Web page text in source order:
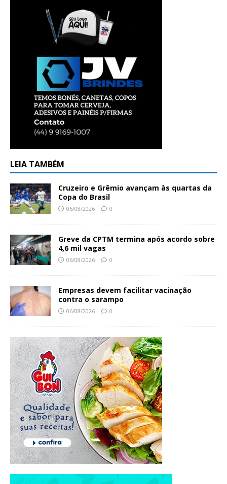
LEIA TAMBÉM
Cruzeiro e Grêmio avançam às quartas da
Copa do Brasil
06/08/2026 0
Greve da CPTM termina após acordo sobre
4,6 mil vagas
06/08/2026 0
Empresas devem facilitar vacinação
contra o sarampo
06/08/2026 0